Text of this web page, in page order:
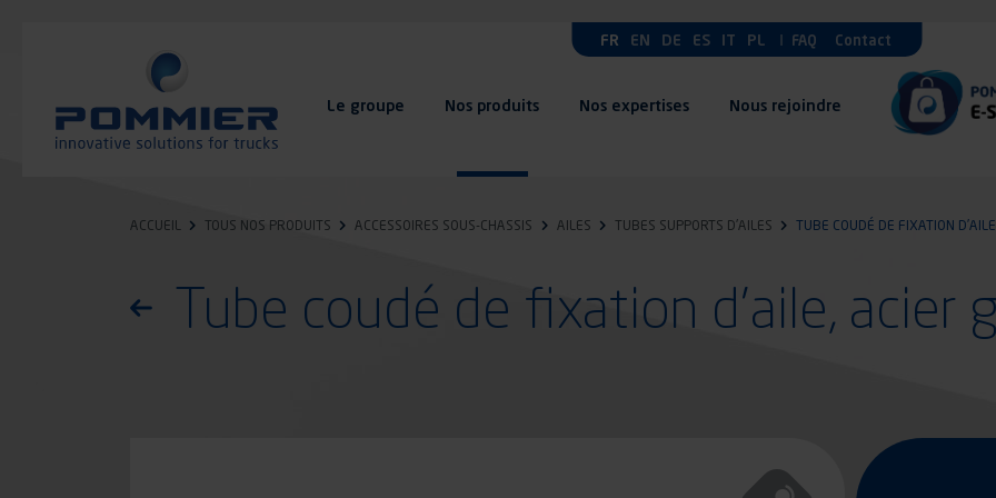
FR EN DE ES IT PL FAQ Contact
Le groupe Nos produits Nos expertises Nous rejoindre
ACCUEIL TOUS NOS PRODUITS ACCESSOIRES SOUS-CHASSIS AILES TUBES SUPPORTS D'AILES TUBE COUDÉ DE FIXATION
Retourner à la liste des produits
Tube coudé de fixation d’aile, acier